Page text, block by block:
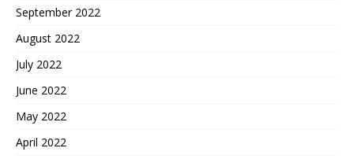
September 2022
August 2022
July 2022
June 2022
May 2022
April 2022